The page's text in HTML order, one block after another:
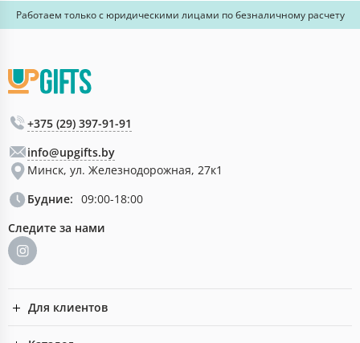
Работаем только с юридическими лицами по безналичному расчету
+375 (29) 397-91-91
info@upgifts.by
Минск, ул. Железнодорожная, 27к1
Будние: 09:00-18:00
Следите за нами
Для клиентов